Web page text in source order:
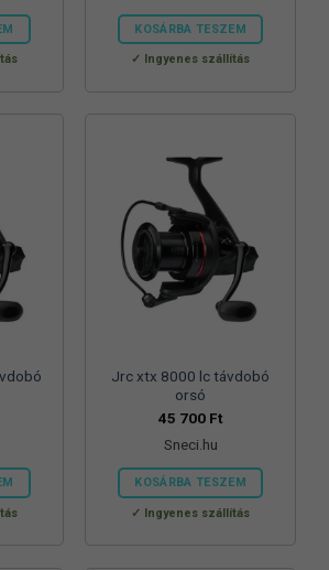
KOSÁRBA TESZEM
Ingyenes szállítás
Jrc xtx 8000 lc távdobó
orsó
45 700 Ft
Sneci.hu
KOSÁRBA TESZEM
Ingyenes szállítás